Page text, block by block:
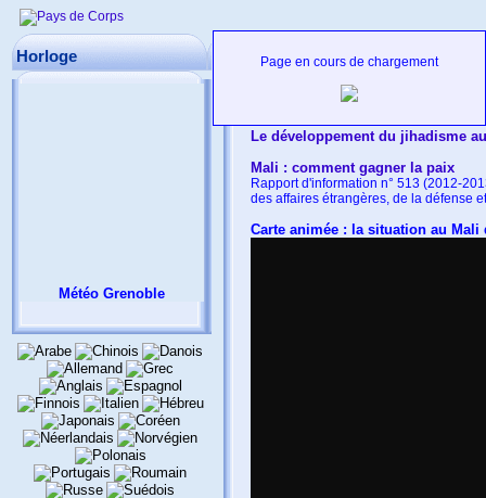
Page en cours de chargement
Horloge
Météo Grenoble
Serval sur Wikipedia:
Le développement du jihadisme
Mali : comment gagner la paix
Rapport d'information n° 513 (2012-
des affaires étrangères, de la défense
Carte animée : la situation au Mali